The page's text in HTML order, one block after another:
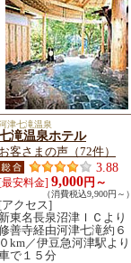
津七滝温泉
滝温泉ホテル
お客さまの声（72件）
3.88
[最安料金] 9,000円～
（消費税込9,900円～）
[アクセス]
新東名長泉沼津ＩＣより
善寺経由河津七滝約６
０km／伊豆急河津駅より
で１５分